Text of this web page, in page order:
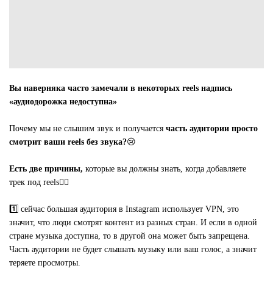
Вы наверняка часто замечали в некоторых reels надпись
«аудиодорожка недоступна»
Почему мы не слышим звук и получается часть аудитории просто
смотрит ваши reels без звука?😢
Есть две причины, которые вы должны знать, когда добавляете
трек под reels👇🏻
1️⃣ сейчас большая аудитория в Instagram использует VPN, это
значит, что люди смотрят контент из разных стран. И если в одной
стране музыка доступна, то в другой она может быть запрещена.
Часть аудитории не будет слышать музыку или ваш голос, а значит
теряете просмотры.